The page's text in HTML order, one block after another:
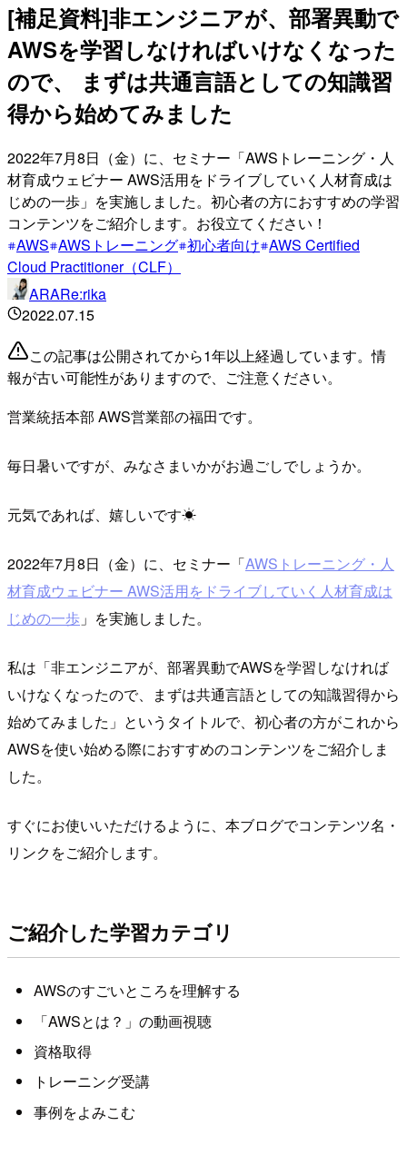
[補足資料]非エンジニアが、部署異動で
AWSを学習しなければいけなくなった
ので、 まずは共通言語としての知識習
得から始めてみました
2022年7月8日（金）に、セミナー「AWSトレーニング・人
材育成ウェビナー AWS活用をドライブしていく人材育成は
じめの一歩」を実施しました。初心者の方におすすめの学習
コンテンツをご紹介します。お役立てください！
AWS AWSトレーニング 初心者向け AWS Certified
Cloud Practitioner（CLF）
ARARe:rika
2022.07.15
この記事は公開されてから1年以上経過しています。情
報が古い可能性がありますので、ご注意ください。
営業統括本部 AWS営業部の福田です。
毎日暑いですが、みなさまいかがお過ごしでしょうか。
元気であれば、嬉しいです☀
2022年7月8日（金）に、セミナー「AWSトレーニング・人
材育成ウェビナー AWS活用をドライブしていく人材育成は
じめの一歩 」を実施しました。
私は「非エンジニアが、部署異動でAWSを学習しなければ
いけなくなったので、まずは共通言語としての知識習得から
始めてみました」というタイトルで、初心者の方がこれから
AWSを使い始める際におすすめのコンテンツをご紹介しま
した。
すぐにお使いいただけるように、本ブログでコンテンツ名・
リンクをご紹介します。
ご紹介した学習カテゴリ
AWSのすごいところを理解する
「AWSとは？」の動画視聴
資格取得
トレーニング受講
事例をよみこむ